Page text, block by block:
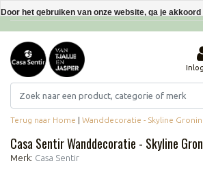
Interieurdecoraties van
Terug naar Home | Wanddecoratie - Skyline
Casa Sentir Wanddecoratie - Skyline
Merk: Casa Sentir
Door het gebruiken van onze website, ga je